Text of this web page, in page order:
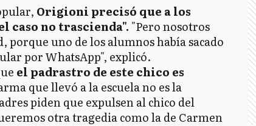
Origioni precisó que a los
caso no trascienda". "Pero nosotros
porque uno de los alumnos había sacado
por WhatsApp", explicó.
el padrastro de este chico es
que llevó a la escuela no es la
piden que expulsen al chico del
otra tragedia como la de Carmen